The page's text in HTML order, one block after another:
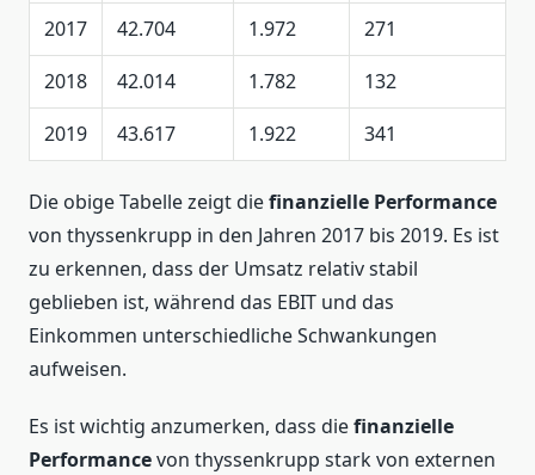
2017 42.704 1.972
271
2018
42.014 1.782
132
2019
43.617 1.922 341
Die obige Tabelle zeigt diefinanzielle Performance
von thyssenkrupp in den Jahren 2017 bis 2019. Es ist
zu erkennen, dass der Umsatz relativ stabil
geblieben ist, während das EBIT und das
Einkommen unterschiedliche Schwankungen
aufweisen.
Es ist wichtig anzumerken, dass diefinanzielle
Performancevon thyssenkrupp stark von externen